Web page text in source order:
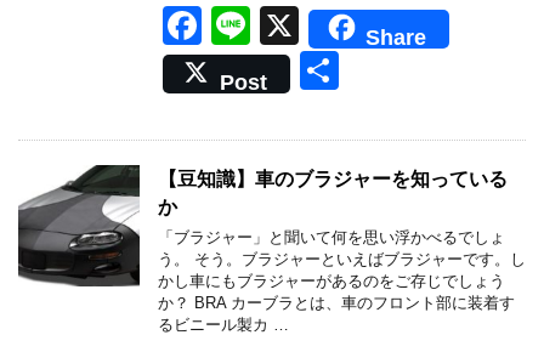
F
a
c
e
b
o
o
k
Li
n
e
X
Share
Post
【豆知識】車のブラジャーを知っている
か
「ブラジャー」と聞いて何を思い浮かべるでしょ
う。 そう。ブラジャーといえばブラジャーです。し
かし車にもブラジャーがあるのをご存じでしょう
か？ BRA カーブラとは、車のフロント部に装着す
るビニール製カ …